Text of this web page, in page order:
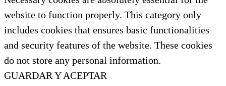
website to function properly. This category only
includes cookies that ensures basic functionalities
and security features of the website. These cookies
do not store any personal information.
GUARDAR Y ACEPTAR